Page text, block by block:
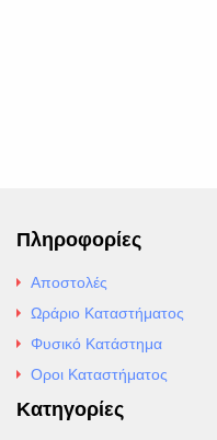
Πληροφορίες
Αποστολές
Ωράριο Καταστήματος
Φυσικό Κατάστημα
Οροι Καταστήματος
Κατηγορίες